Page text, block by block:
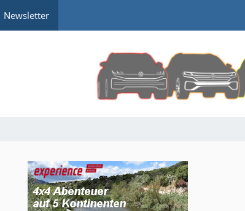
Newsletter